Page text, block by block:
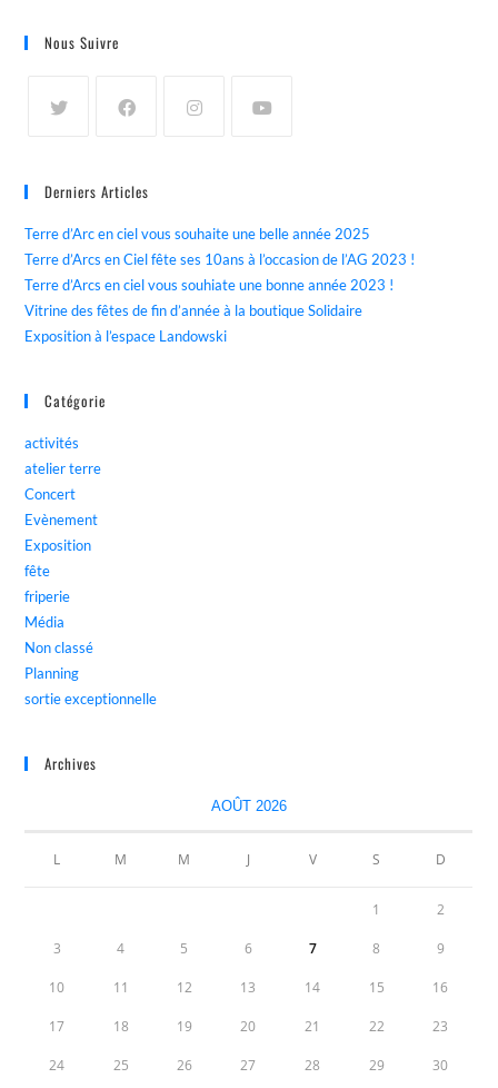
Nous Suivre
Derniers Articles
Terre d’Arc en ciel vous souhaite une belle année 2025
Terre d’Arcs en Ciel fête ses 10ans à l’occasion de l’AG 2023 !
Terre d’Arcs en ciel vous souhiate une bonne année 2023 !
Vitrine des fêtes de fin d’année à la boutique Solidaire
Exposition à l’espace Landowski
Catégorie
activités
atelier terre
Concert
Evènement
Exposition
fête
friperie
Média
Non classé
Planning
sortie exceptionnelle
Archives
AOÛT 2026
L M M J V S D
1 2
3 4 5 6 7 8 9
10 11 12 13 14 15 16
17 18 19 20 21 22 23
24 25 26 27 28 29 30